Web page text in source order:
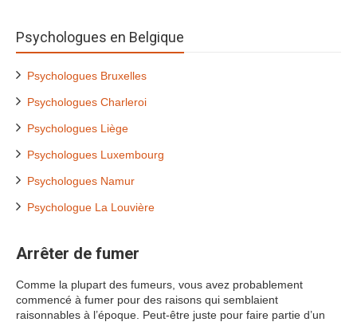
Psychologues en Belgique
Psychologues Bruxelles
Psychologues Charleroi
Psychologues Liège
Psychologues Luxembourg
Psychologues Namur
Psychologue La Louvière
Arrêter de fumer
Comme la plupart des fumeurs, vous avez probablement
commencé à fumer pour des raisons qui semblaient
raisonnables à l’époque. Peut-être juste pour faire partie d’un